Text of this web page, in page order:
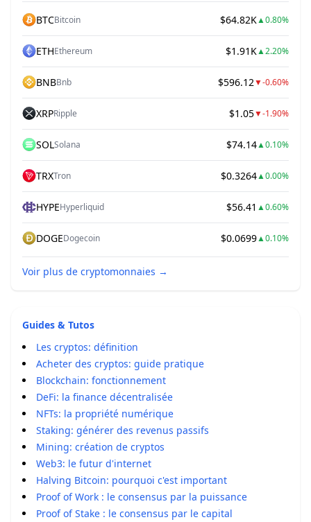
BTCBitcoin $64.82K▲0.80%
ETHEthereum $1.91K▲2.20%
BNBBnb $596.12▼-0.60%
XRPRipple $1.05▼-1.90%
SOLSolana $74.14▲0.10%
TRXTron $0.3264▲0.00%
HYPEHyperliquid $56.41 ▲0.60%
DOGEDogecoin $0.0699▲0.10%
Voir plus de cryptomonnaies →
Guides & Tutos
Les cryptos: définition
Acheter des cryptos: guide pratique
Blockchain: fonctionnement
DeFi: la finance décentralisée
NFTs: la propriété numérique
Staking: générer des revenus passifs
Mining: création de cryptos
Web3: le futur d'internet
Halving Bitcoin: pourquoi c'est important
Proof of Work : le consensus par la puissance
Proof of Stake : le consensus par le capital